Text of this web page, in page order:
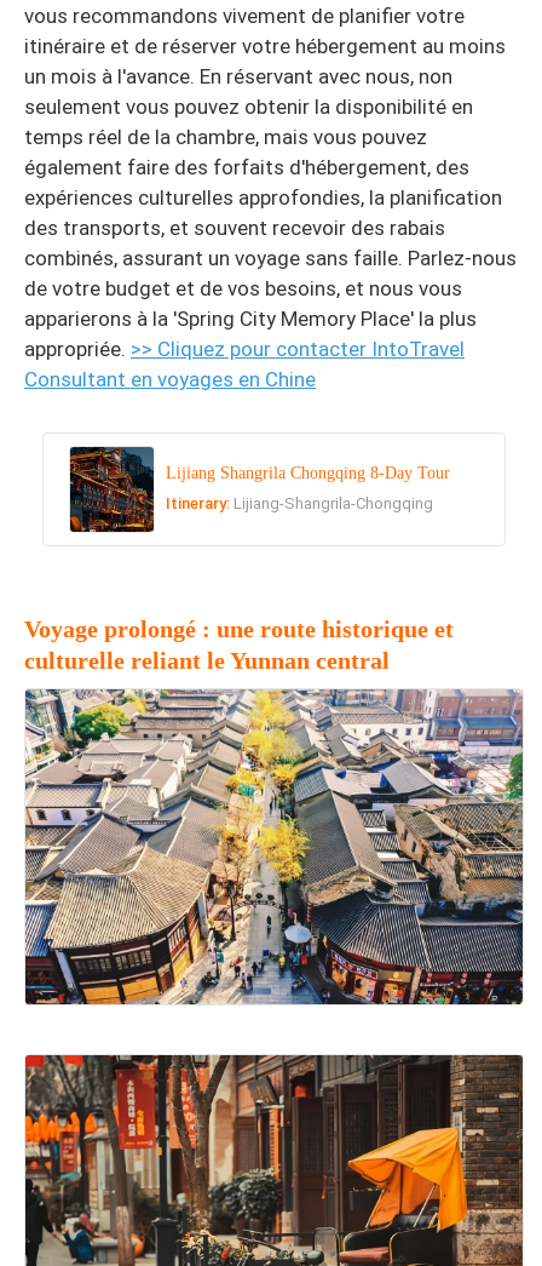
vous recommandons vivement de planifier votre
itinéraire et de réserver votre hébergement au moins
un mois à l'avance. En réservant avec nous, non
seulement vous pouvez obtenir la disponibilité en
temps réel de la chambre, mais vous pouvez
également faire des forfaits d'hébergement, des
expériences culturelles approfondies, la planification
des transports, et souvent recevoir des rabais
combinés, assurant un voyage sans faille. Parlez-nous
de votre budget et de vos besoins, et nous vous
apparierons à la 'Spring City Memory Place' la plus
appropriée. >> Cliquez pour contacter IntoTravel
Consultant en voyages en Chine
Lijiang Shangrila Chongqing 8-Day Tour
Itinerary: Lijiang-Shangrila-Chongqing
Voyage prolongé : une route historique et
culturelle reliant le Yunnan central